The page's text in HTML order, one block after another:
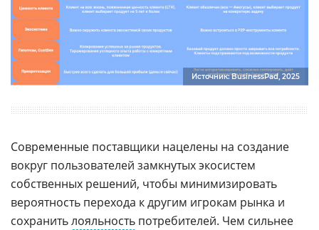
Источник:BusinessPad, 2025
Современные поставщики нацелены на создание
вокруг пользователей замкнутых экосистем
собственных решений, чтобы минимизировать
вероятность перехода к другим игрокам рынка и
сохранитьлояльность потребителей. Чем сильнее